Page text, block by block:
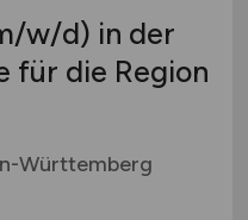
w/d) in der
für die Region
Württemberg